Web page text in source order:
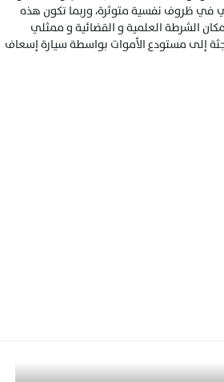
في ظروف نفسية متوثرة، وربما تكون هذه
الشرطة العلمية و القضائية و ممثلي
إلى مستودع الأموات بواسطة سيارة إسعاف